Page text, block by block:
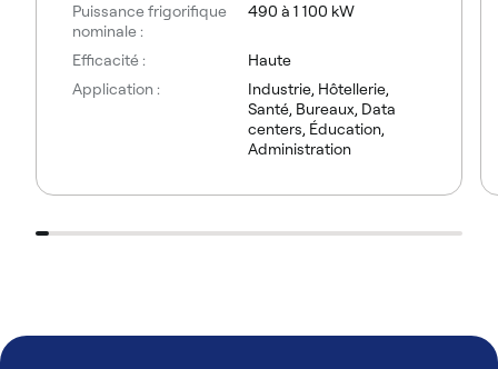
Puissance frigorifique
nominale :
490 à 1 100 kW
Efficacité :
Haute
Application :
Industrie, Hôtellerie,
Santé, Bureaux, Data
centers, Éducation,
Administration